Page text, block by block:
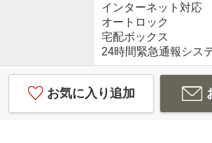
インターネット対応
オートロック
宅配ボックス
24時間緊急通報シス
お気に入り追加